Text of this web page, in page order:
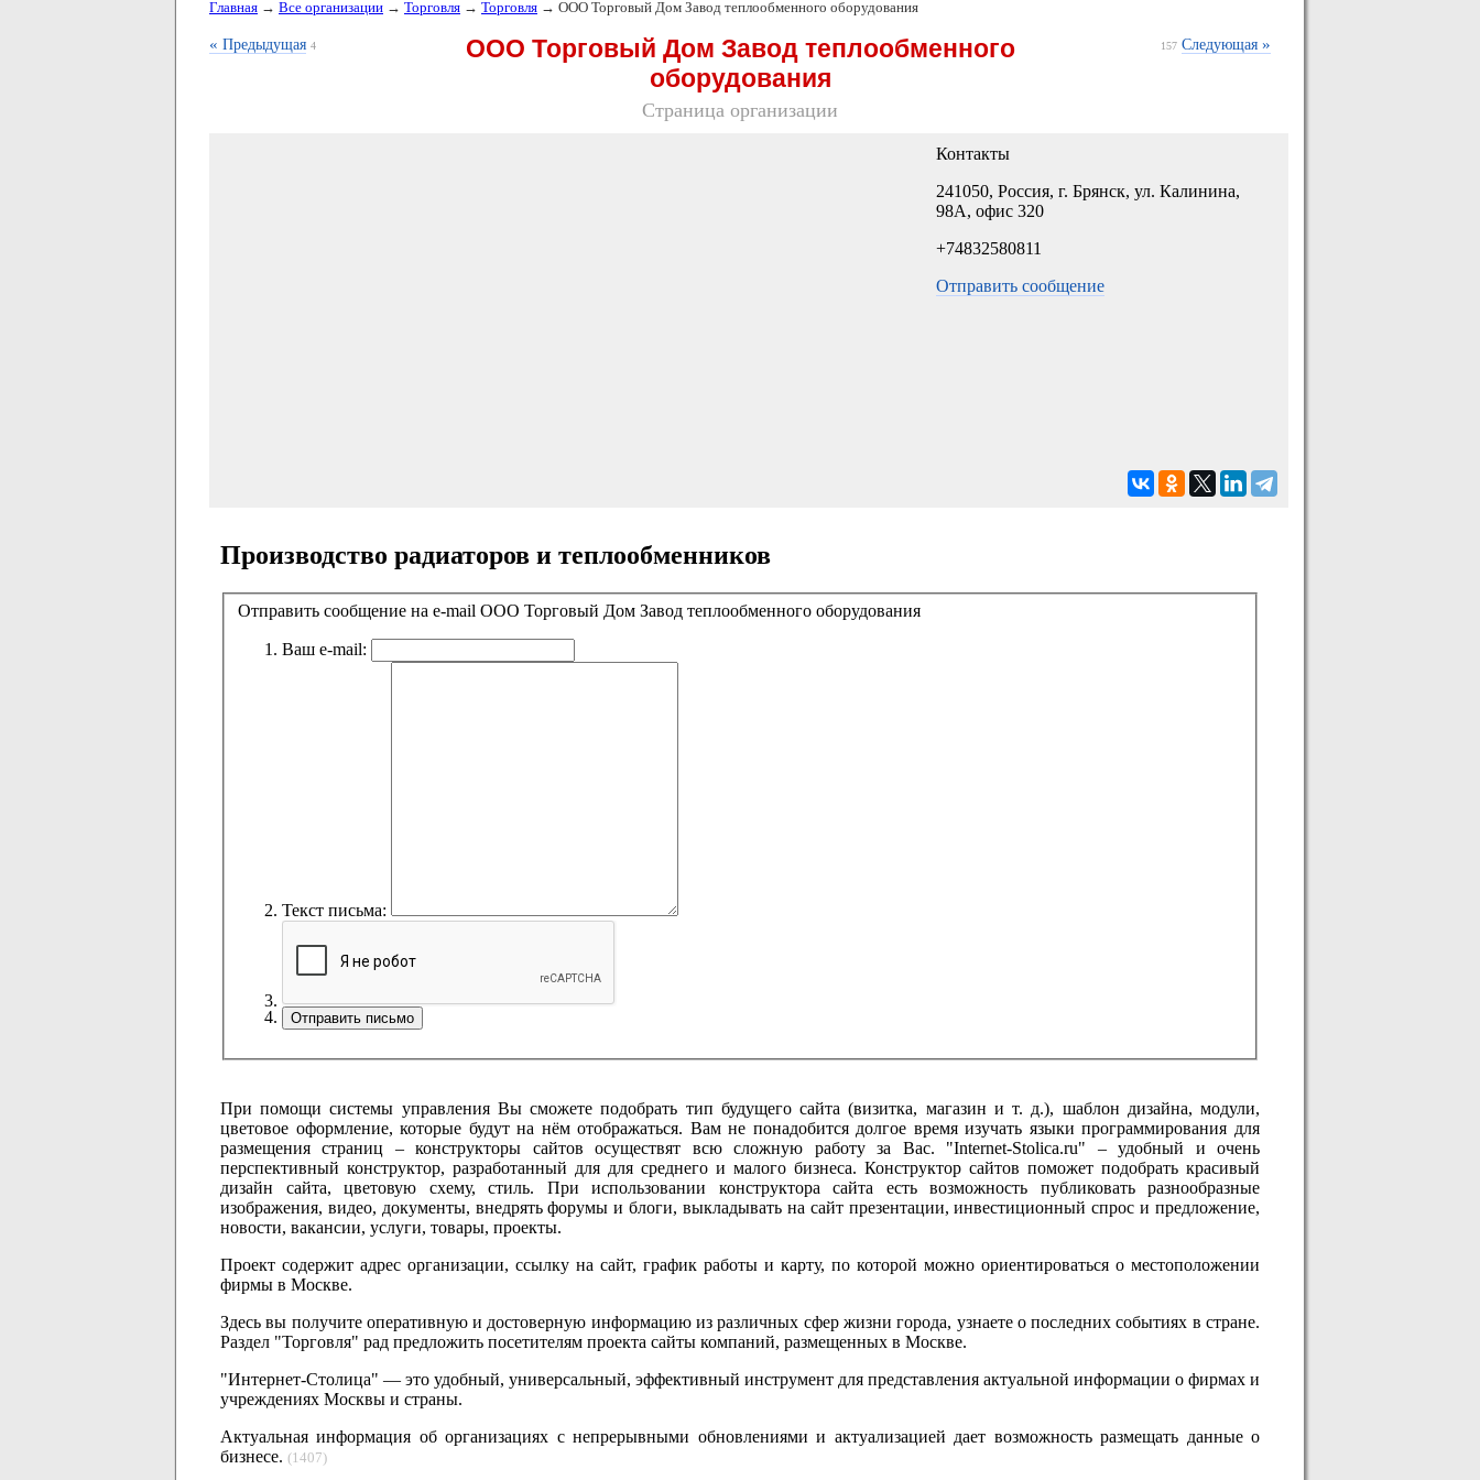
Главная → Все организации → Торговля → Торговля → ООО Торговый Дом Завод теплообменного оборудования
« Предыдущая 4 157 Следующая »
ООО Торговый Дом Завод теплообменного
оборудования
Страница организации
Контакты
241050, Россия, г. Брянск, ул. Калинина,
98А, офис 320
+74832580811
Отправить сообщение
Производство радиаторов и теплообменников
Отправить сообщение на e-mail ООО Торговый Дом Завод теплообменного оборудования
Ваш e-mail:
Текст письма:
При помощи системы управления Вы сможете подобрать тип будущего сайта (визитка, магазин и т. д.), шаблон дизайна, модули,
цветовое оформление, которые будут на нём отображаться. Вам не понадобится долгое время изучать языки программирования для
размещения страниц – конструкторы сайтов осуществят всю сложную работу за Вас. "Internet-Stolica.ru" – удобный и очень
перспективный конструктор, разработанный для для среднего и малого бизнеса. Конструктор сайтов поможет подобрать красивый
дизайн сайта, цветовую схему, стиль. При использовании конструктора сайта есть возможность публиковать разнообразные
изображения, видео, документы, внедрять форумы и блоги, выкладывать на сайт презентации, инвестиционный спрос и предложение,
новости, вакансии, услуги, товары, проекты.
Проект содержит адрес организации, ссылку на сайт, график работы и карту, по которой можно ориентироваться о местоположении
фирмы в Москве.
Здесь вы получите оперативную и достоверную информацию из различных сфер жизни города, узнаете о последних событиях в стране.
Раздел "Торговля" рад предложить посетителям проекта сайты компаний, размещенных в Москве.
"Интернет-Столица" — это удобный, универсальный, эффективный инструмент для представления актуальной информации о фирмах и
учреждениях Москвы и страны.
Актуальная информация об организациях с непрерывными обновлениями и актуализацией дает возможность размещать данные о
бизнесе. (1407)